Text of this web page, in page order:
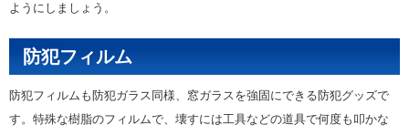
ようにしましょう。
防犯フィルム
防犯フィルムも防犯ガラス同様、窓ガラスを強固にできる防犯グッズで
す。特殊な樹脂のフィルムで、壊すには工具などの道具で何度も叩かな